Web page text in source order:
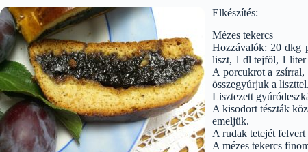
Elkészítés:
Mézes tekercs
Hozzávalók: 20 dkg
liszt, 1 dl tejföl, 1
A porcukrot a zsírral,
összegyúrjuk a
Lisztezett
A kisodort tészták
emeljük.
A rudak tetejét
A mézes tekercs